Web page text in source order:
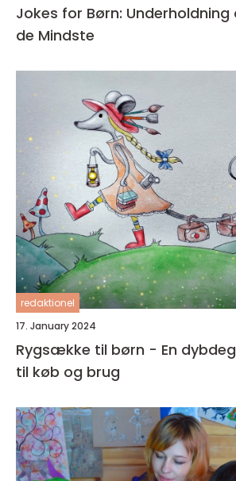
Jokes for Børn:
de Mindste
redaktionel
17. January 2024
Rygsække til børn - En
til køb og brug